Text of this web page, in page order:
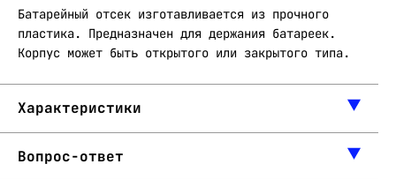
Батарейный отсек изготавливается из прочного
пластика. Предназначен для держания батареек.
Корпус может быть открытого или закрытого типа.
Характеристики
Вопрос-ответ